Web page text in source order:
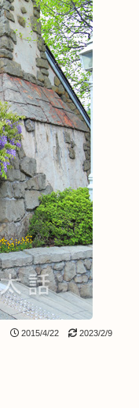
2015/4/22 2023/2/9